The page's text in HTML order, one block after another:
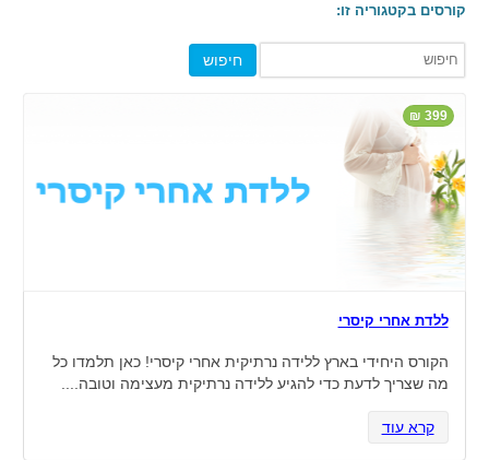
קורסים בקטגוריה זו:
שירה גרפיט
399 ₪
ללדת אחרי קיסרי
הקורס היחידי בארץ ללידה נרתיקית אחרי קיסרי! כאן תלמדו כל
מה שצריך לדעת כדי להגיע ללידה נרתיקית מעצימה וטובה....
קרא עוד